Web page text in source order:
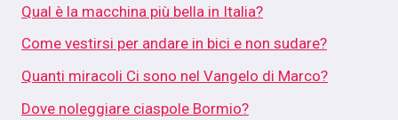
Qual è la macchina più bella in Italia?
Come vestirsi per andare in bici e non sudare?
Quanti miracoli Ci sono nel Vangelo di Marco?
Dove noleggiare ciaspole Bormio?